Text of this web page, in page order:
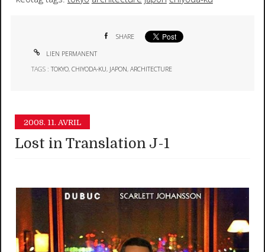
SHARE
LIEN PERMANENT
TAGS :TOKYO,CHIYODA-KU, JAPON,ARCHITECTURE
2008. 11. AVRIL
Lost in Translation J-1